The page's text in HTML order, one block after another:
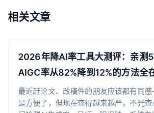
相关文章
2026年降AI率工具大测评：亲测
AIGC率从82%降到12%的方法全
最近赶论文、改稿件的朋友应该都有同
是方便了，但现在查得越来越严，不光